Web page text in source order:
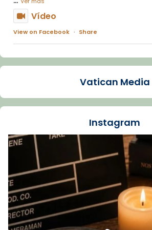
Vídeo
View on Facebook · Share
Arquebisbat de
La Carmina va patir
dos mesos, a l'Estadi Lluís
Recupera l'entrevista comp
tican News 👇
www.vaticannews.va/es/
07/carmina-historia-depresion-
espana-testimoni...
Foto
Vatican Media
Instagram